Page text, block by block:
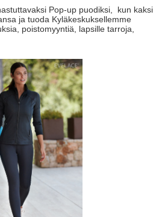
Pop-up puodiksi, kun kaksi
ja tuoda Kyläkeskuksellemme
poistomyyntiä, lapsille tarroja,